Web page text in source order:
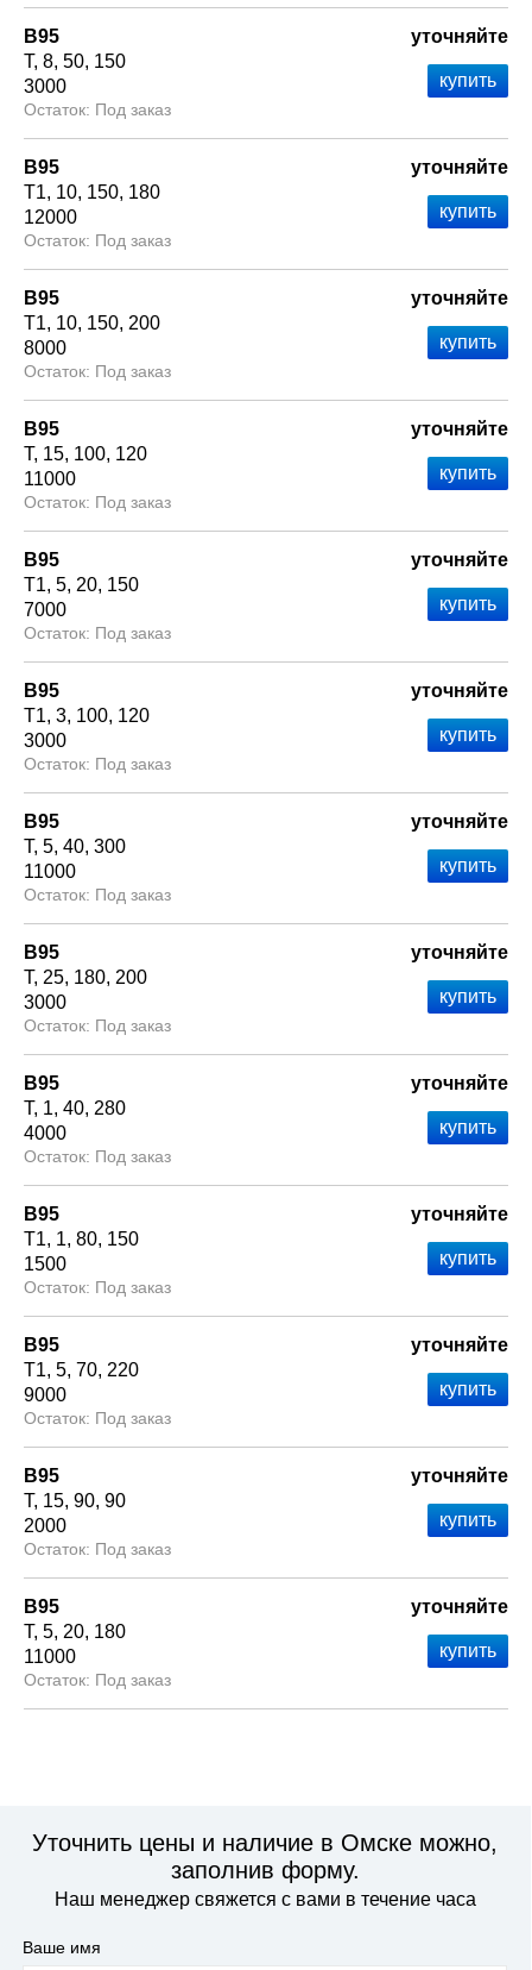
В95
Т 8 50 150
3000
Под заказ
уточняйте
В95
Т1 10 150 180
12000
Под заказ
уточняйте
В95
Т1 10 150 200
8000
Под заказ
уточняйте
В95
Т 15 100 120
11000
Под заказ
уточняйте
В95
Т1 5 20 150
7000
Под заказ
уточняйте
В95
Т1 3 100 120
3000
Под заказ
уточняйте
В95
Т 5 40 300
11000
Под заказ
уточняйте
В95
Т 25 180 200
3000
Под заказ
уточняйте
В95
Т 1 40 280
4000
Под заказ
уточняйте
В95
Т1 1 80 150
1500
Под заказ
уточняйте
В95
Т1 5 70 220
9000
Под заказ
уточняйте
В95
Т 15 90 90
2000
Под заказ
уточняйте
В95
Т 5 20 180
11000
Под заказ
уточняйте
Уточнить цены и наличие в Омске можно,
заполнив форму.
Наш менеджер свяжется с вами в течение часа
Ваше имя